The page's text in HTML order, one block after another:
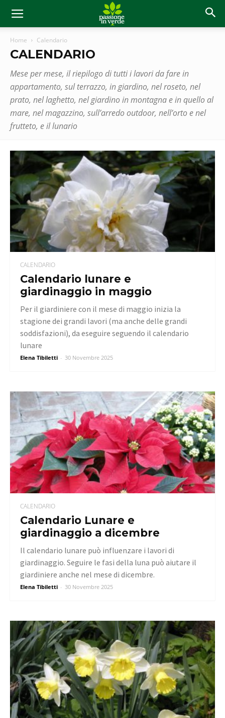
Home Calendario
CALENDARIO
Mese per mese, il riepilogo di tutti i lavori da fare in
appartamento, sul terrazzo, in giardino, nel roseto, nel
prato, nel laghetto, nel giardino in montagna e in quello al
mare, nel magazzino, sull’arredo outdoor, nell’orto e nel
frutteto, e il lunario
CALENDARIO
Calendario lunare e
giardinaggio in maggio
Elena Tibiletti - 30 Novembre 2025
Per il giardiniere con il mese di maggio inizia la
stagione dei grandi lavori (ma anche delle grandi
soddisfazioni), da eseguire seguendo il calendario
lunare
CALENDARIO
Calendario Lunare e
giardinaggio a dicembre
Elena Tibiletti - 30 Novembre 2025
Il calendario lunare può influenzare i lavori di
giardinaggio. Seguire le fasi della luna può aiutare il
giardiniere anche nel mese di dicembre.